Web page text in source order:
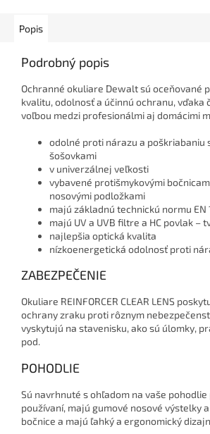
Popis
Podrobný popis
Ochranné okuliare Dewalt sú oceňované
kvalitu, odolnosť a účinnú ochranu, vďaka
voľbou medzi profesionálmi aj domácimi
odolné proti nárazu a poškriabaniu
šošovkami
v univerzálnej veľkosti
vybavené protišmykovými
nosovými podložkami
majú základnú technickú normu EN
majú UV a UVB filtre a HC povlak –
najlepšia optická kvalita
nízkoenergetická odolnosť proti
ZABEZPEČENIE
Okuliare REINFORCER CLEAR LENS
ochrany zraku proti rôznym
vyskytujú na stavenisku, ako sú úlomky,
pod.
POHODLIE
Sú navrhnuté s ohľadom na vaše
používaní, majú gumové nosové výstelky
bočnice a majú ľahký a ergonomický